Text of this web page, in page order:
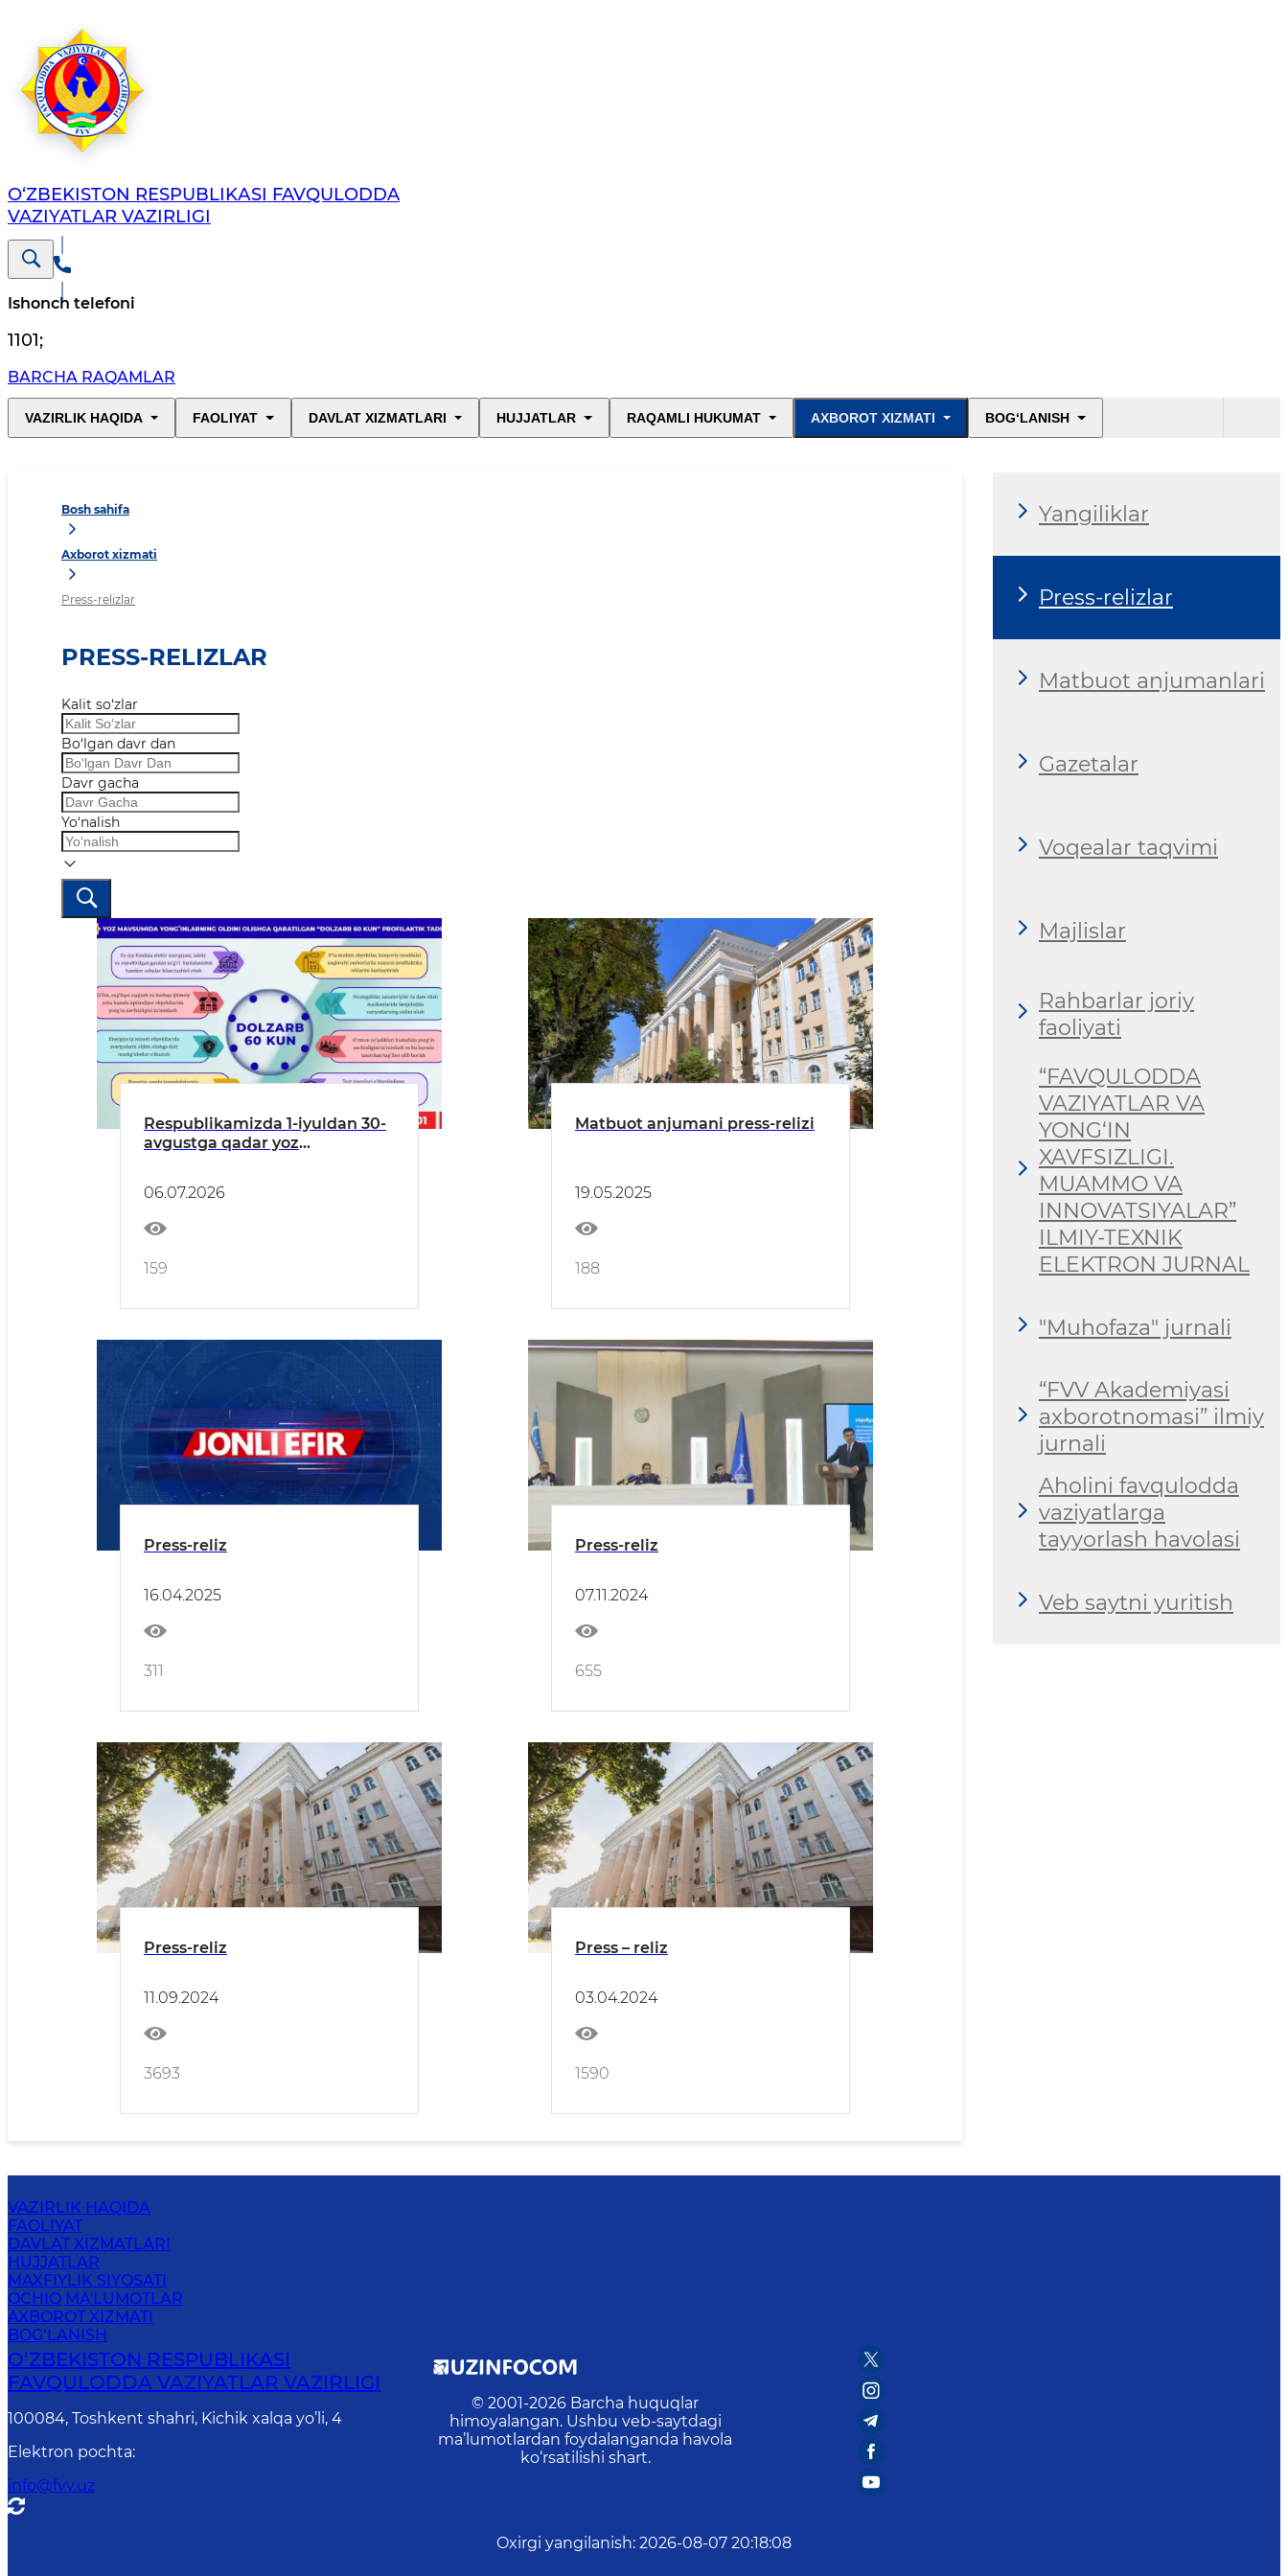
O‘ZBЕKISTОN RЕSPUBLIKАSI FAVQULODDA
VAZIYATLAR VAZIRLIGI
Ishonch telefoni
1101;
BARCHA RAQAMLAR
VAZIRLIK HAQIDA FAOLIYAT DAVLAT XIZMATLARI HUJJATLAR RAQAMLI HUKUMAT AXBOROT XIZMATI BOG‘LANISH
Bosh sahifa
Axborot xizmati
Press-relizlar
PRESS-RELIZLAR
Kalit so‘zlar
Bo‘lgan davr dan
Davr gacha
Yo‘nalish
Respublikamizda 1-iyuldan 30-
avgustga qadar yoz
“Dolzarb 60 kun” profilaktik
tadbirlari o‘tkaziladi
06.07.2026
159
Matbuot anjumani press-relizi
19.05.2025
188
Press-reliz
16.04.2025
311
Press-reliz
07.11.2024
655
Press-reliz
11.09.2024
3693
Press – reliz
03.04.2024
1590
Yangiliklar
Press-relizlar
Matbuot anjumanlari
Gazetalar
Voqealar taqvimi
Majlislar
Rahbarlar joriy
faoliyati
“FAVQULODDA
VAZIYATLAR VA
YONG‘IN
XAVFSIZLIGI.
MUAMMO VA
INNOVATSIYALAR”
ILMIY-TEXNIK
ELEKTRON JURNAL
"Muhofaza" jurnali
“FVV Akademiyasi
axborotnomasi” ilmiy
jurnali
Aholini favqulodda
vaziyatlarga
tayyorlash havolasi
Veb saytni yuritish
VAZIRLIK HAQIDA
FAOLIYAT
DAVLAT XIZMATLARI
HUJJATLAR
MAXFIYLIK SIYOSATI
OCHIQ MA'LUMOTLAR
AXBOROT XIZMATI
BOG‘LANISH
O‘ZBЕKISTОN RЕSPUBLIKАSI
FAVQULODDA VAZIYATLAR VAZIRLIGI
100084, Toshkent shahri, Kichik xalqa yo’li, 4
Elektron pochta:
info@fvv.uz
© 2001-2026 Barcha huquqlar
himoyalangan. Ushbu veb-saytdagi
ma’lumotlardan foydalanganda havola
ko‘rsatilishi shart.
Oxirgi yangilanish: 2026-08-07 20:18:08